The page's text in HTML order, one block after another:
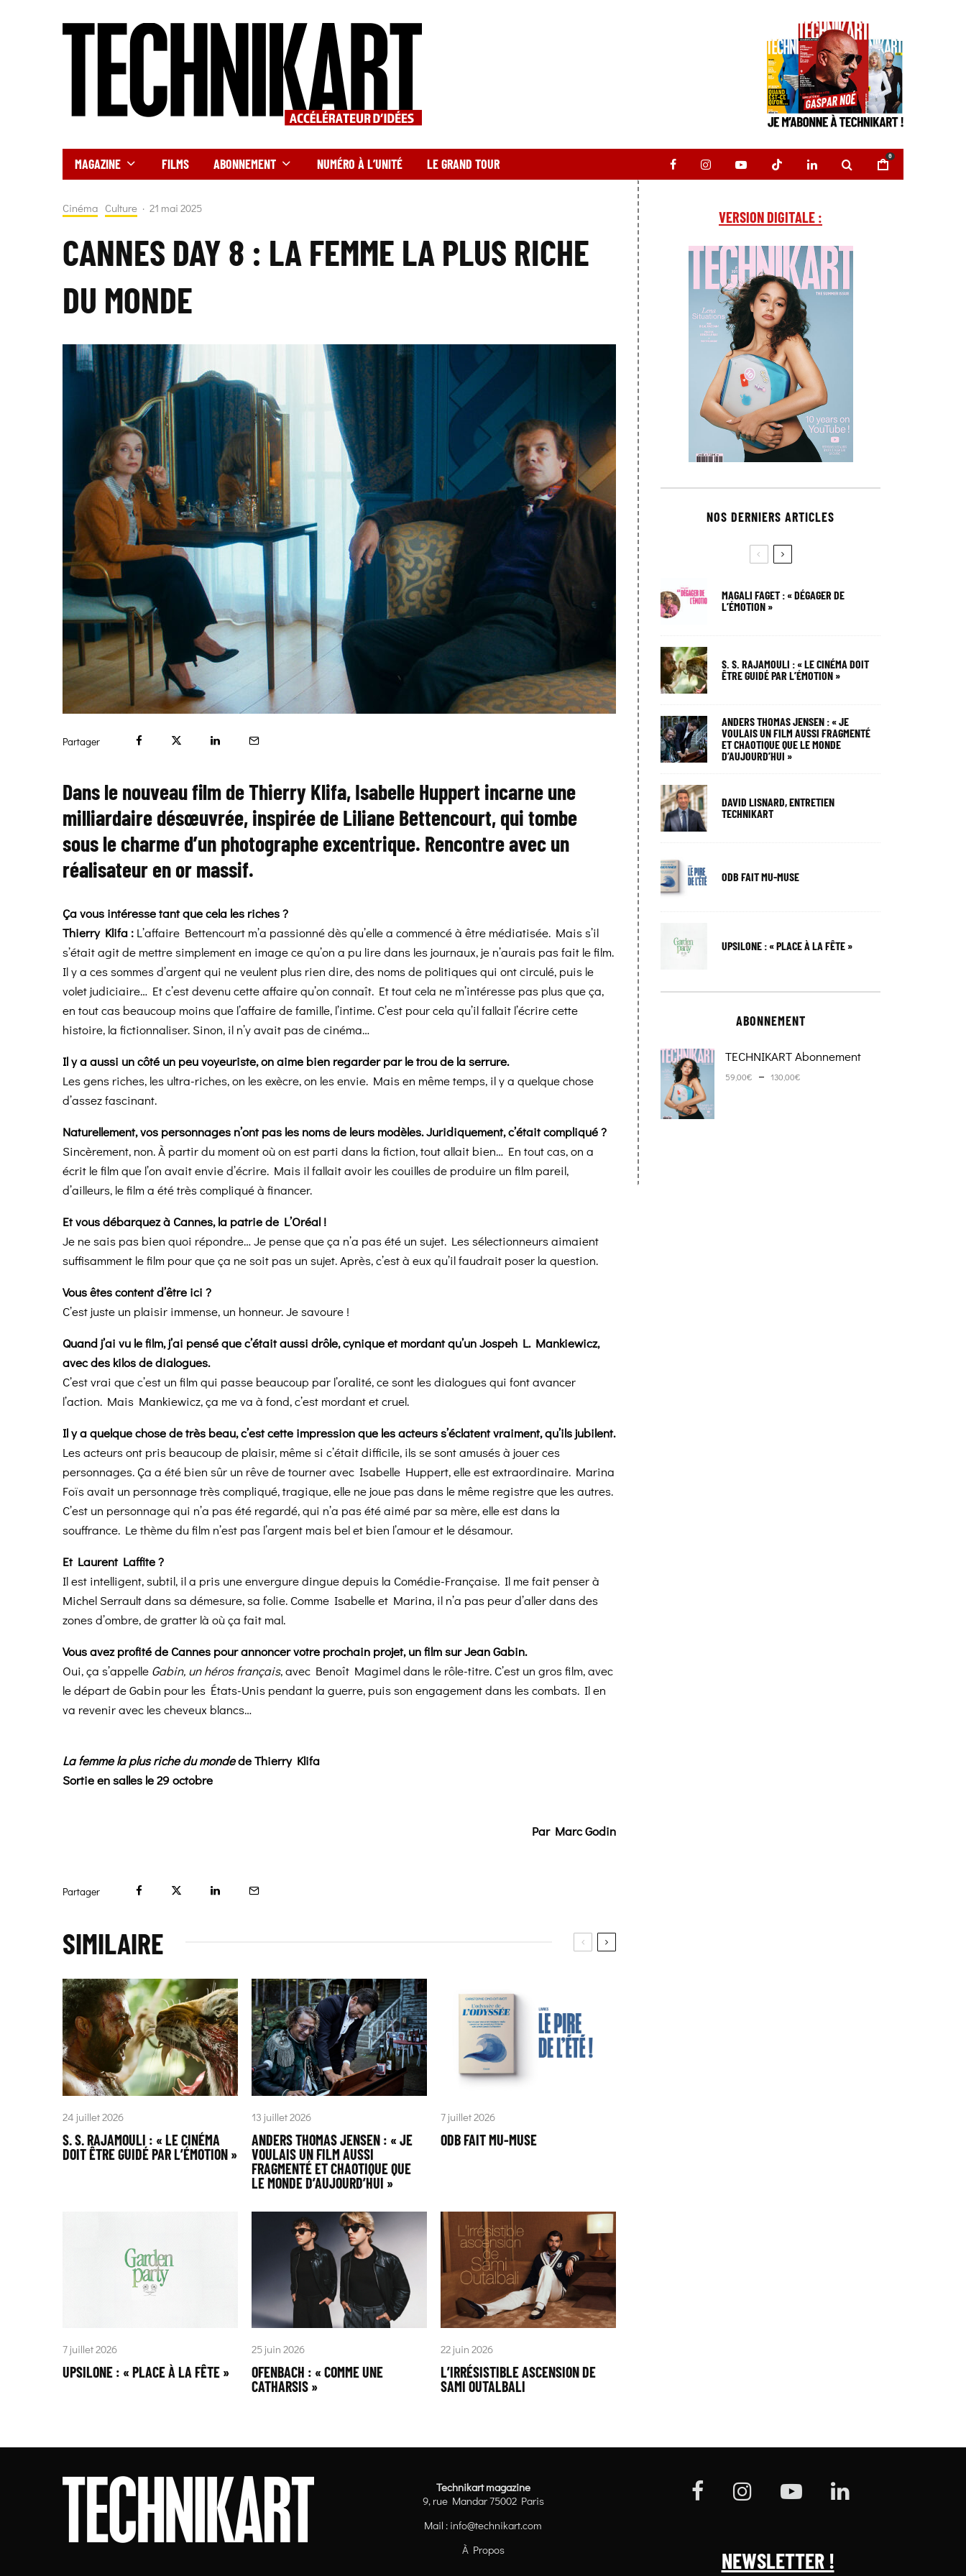
MAGAZINE FILMS ABONNEMENT NUMÉRO À L’UNITÉ LE GRAND TOUR 0
Cinéma Culture · 21 mai 2025
CANNES DAY 8 : LA FEMME LA PLUS RICHE
DU MONDE
Partager
Dans le nouveau film de Thierry Klifa, Isabelle Huppert incarne une
milliardaire désœuvrée, inspirée de Liliane Bettencourt, qui tombe
sous le charme d’un photographe excentrique. Rencontre avec un
réalisateur en or massif.
Ça vous intéresse tant que cela les riches ?
Thierry Klifa : L’affaire Bettencourt m’a passionné dès qu’elle a commencé à être médiatisée. Mais s’il
s’était agit de mettre simplement en image ce qu’on a pu lire dans les journaux, je n’aurais pas fait le film.
Il y a ces sommes d’argent qui ne veulent plus rien dire, des noms de politiques qui ont circulé, puis le
volet judiciaire… Et c’est devenu cette affaire qu’on connaît. Et tout cela ne m’intéresse pas plus que ça,
en tout cas beaucoup moins que l’affaire de famille, l’intime. C’est pour cela qu’il fallait l’écrire cette
histoire, la fictionnaliser. Sinon, il n’y avait pas de cinéma…
Il y a aussi un côté un peu voyeuriste, on aime bien regarder par le trou de la serrure.
Les gens riches, les ultra-riches, on les exècre, on les envie. Mais en même temps, il y a quelque chose
d’assez fascinant.
Naturellement, vos personnages n’ont pas les noms de leurs modèles. Juridiquement, c’était compliqué ?
Sincèrement, non. À partir du moment où on est parti dans la fiction, tout allait bien… En tout cas, on a
écrit le film que l’on avait envie d’écrire. Mais il fallait avoir les couilles de produire un film pareil,
d’ailleurs, le film a été très compliqué à financer.
Et vous débarquez à Cannes, la patrie de L’Oréal !
Je ne sais pas bien quoi répondre… Je pense que ça n’a pas été un sujet. Les sélectionneurs aimaient
suffisamment le film pour que ça ne soit pas un sujet. Après, c’est à eux qu’il faudrait poser la question.
Vous êtes content d’être ici ?
C’est juste un plaisir immense, un honneur. Je savoure !
Quand j’ai vu le film, j’ai pensé que c’était aussi drôle, cynique et mordant qu’un Jospeh L. Mankiewicz,
avec des kilos de dialogues.
C’est vrai que c’est un film qui passe beaucoup par l’oralité, ce sont les dialogues qui font avancer
l’action. Mais Mankiewicz, ça me va à fond, c’est mordant et cruel.
Il y a quelque chose de très beau, c’est cette impression que les acteurs s’éclatent vraiment, qu’ils jubilent.
Les acteurs ont pris beaucoup de plaisir, même si c’était difficile, ils se sont amusés à jouer ces
personnages. Ça a été bien sûr un rêve de tourner avec Isabelle Huppert, elle est extraordinaire. Marina
Foïs avait un personnage très compliqué, tragique, elle ne joue pas dans le même registre que les autres.
C’est un personnage qui n’a pas été regardé, qui n’a pas été aimé par sa mère, elle est dans la
souffrance. Le thème du film n’est pas l’argent mais bel et bien l’amour et le désamour.
Et Laurent Laffite ?
Il est intelligent, subtil, il a pris une envergure dingue depuis la Comédie-Française. Il me fait penser à
Michel Serrault dans sa démesure, sa folie. Comme Isabelle et Marina, il n’a pas peur d’aller dans des
zones d’ombre, de gratter là où ça fait mal.
Vous avez profité de Cannes pour annoncer votre prochain projet, un film sur Jean Gabin.
Oui, ça s’appelle Gabin, un héros français, avec Benoît Magimel dans le rôle-titre. C’est un gros film, avec
le départ de Gabin pour les États-Unis pendant la guerre, puis son engagement dans les combats. Il en
va revenir avec les cheveux blancs…
La femme la plus riche du mondede Thierry Klifa
Sortie en salles le 29 octobre
Par Marc Godin
Partager
SIMILAIRE
24 juillet 2026
S. S. RAJAMOULI : « LE CINÉMA
DOIT ÊTRE GUIDÉ PAR L’ÉMOTION »
13 juillet 2026
ANDERS THOMAS JENSEN : « JE
VOULAIS UN FILM AUSSI
FRAGMENTÉ ET CHAOTIQUE QUE
LE MONDE D’AUJOURD’HUI »
7 juillet 2026
ODB FAIT MU-MUSE
7 juillet 2026
UPSILONE : « PLACE À LA FÊTE »
25 juin 2026
OFENBACH : « COMME UNE
CATHARSIS »
22 juin 2026
L’IRRÉSISTIBLE ASCENSION DE
SAMI OUTALBALI
VERSION DIGITALE :
NOS DERNIERS ARTICLES
MAGALI FAGET : « DÉGAGER DE
L’ÉMOTION »
S. S. RAJAMOULI : « LE CINÉMA DOIT
ÊTRE GUIDÉ PAR L’ÉMOTION »
ANDERS THOMAS JENSEN : « JE
VOULAIS UN FILM AUSSI FRAGMENTÉ
ET CHAOTIQUE QUE LE MONDE
D’AUJOURD’HUI »
DAVID LISNARD, ENTRETIEN
TECHNIKART
ODB FAIT MU-MUSE
UPSILONE : « PLACE À LA FÊTE »
ABONNEMENT
TECHNIKART Abonnement
59,00€ – 130,00€
Technikart magazine
9, rue Mandar 75002 Paris
Mail : info@technikart.com
À Propos
NEWSLETTER !